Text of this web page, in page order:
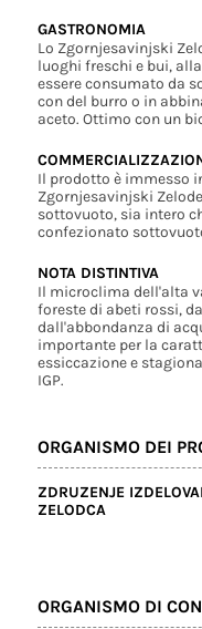
GASTRONOMIA
Lo Zgornjesavinjski
luoghi freschi e bui,
essere consumato da
con del burro o in
aceto. Ottimo con un
Il prodotto è immesso
Zgornjesavinjski
sottovuoto, sia intero
confezionato
NOTA DISTINTIVA
Il microclima dell'alta
foreste di abeti rossi,
dall'abbondanza di
importante per la
essiccazione e
IGP.
ORGANISMO DEI
ZDRUZENJE
ZELODCA
ORGANISMO DI